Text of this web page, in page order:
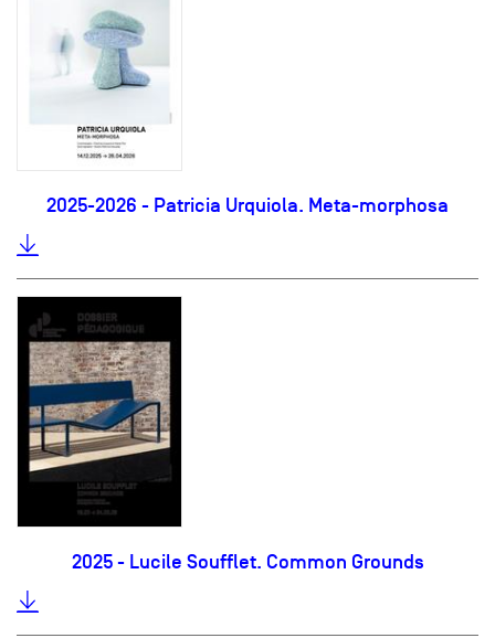
2025-2026 - Patricia Urquiola. Meta-morphosa
2025 - Lucile Soufflet. Common Grounds